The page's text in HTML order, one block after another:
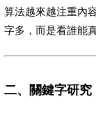
算法越來越注重內
字多，而是看誰能
二、關鍵字研